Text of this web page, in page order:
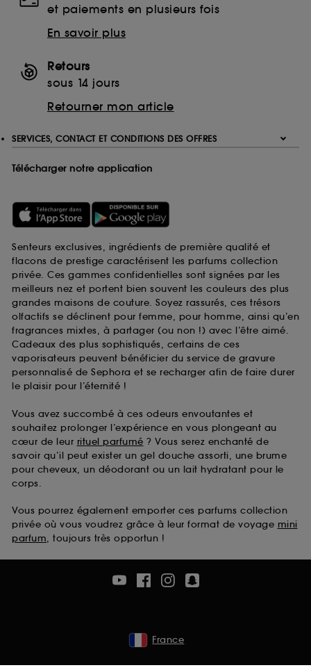
et paiements en plusieurs fois
En savoir plus
Retours
sous 14 jours
Retourner mon article
SERVICES, CONTACT ET CONDITIONS DES OFFRES
Télécharger notre application
Senteurs exclusives, ingrédients de première qualité et
flacons de prestige caractérisent les parfums collection
privée. Ces gammes confidentielles sont signées par les
meilleurs nez et portent bien souvent les couleurs des plus
grandes maisons de couture. Soyez rassurés, ces trésors
olfactifs se déclinent pour femme, pour homme, ainsi qu’en
fragrances mixtes, à partager (ou non !) avec l’être aimé.
Cadeaux des plus sophistiqués, certains de ces
vaporisateurs peuvent bénéficier du service de gravure
personnalisé de Sephora et se recharger afin de faire durer
le plaisir pour l’éternité !
Vous avez succombé à ces odeurs envoutantes et
souhaitez prolonger l’expérience en vous plongeant au
cœur de leur rituel parfumé ? Vous serez enchanté de
savoir qu’il peut exister un gel douche assorti, une brume
pour cheveux, un déodorant ou un lait hydratant pour le
corps.
Vous pourrez également emporter ces parfums collection
privée où vous voudrez grâce à leur format de voyage mini
parfum, toujours très opportun !
France